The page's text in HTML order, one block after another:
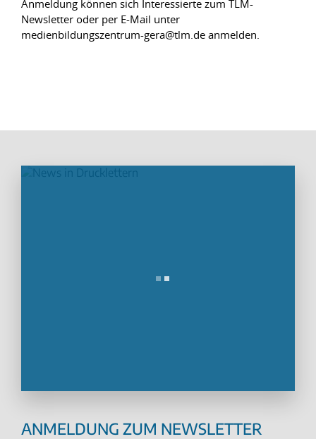
Anmeldung können sich Interessierte zum TLM-
Newsletter oder per E-Mail unter
medienbildungszentrum-gera@tlm.de anmelden.
ANMELDUNG ZUM NEWSLETTER